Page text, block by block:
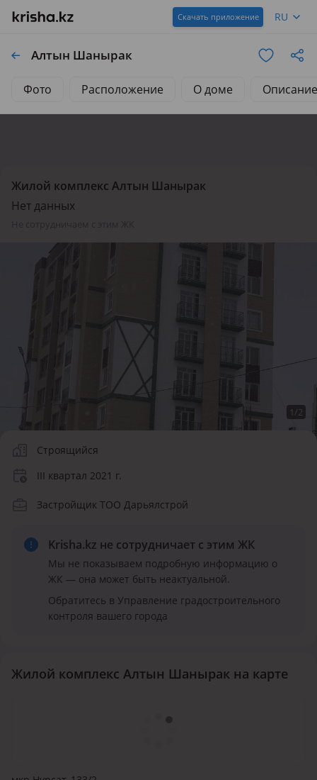
Скачать приложение RU
Алтын Шанырак
Фото Расположение О доме Описание
Жилой комплекс Алтын Шанырак
Нет данных
1 /2
Строящийся
III квартал 2021 г.
Застройщик ТОО Дарьялстрой
Krisha.kz не сотрудничает с этим ЖК
Мы не показываем подробную информацию о
ЖК — она может быть неактуальной.
Обратитесь в Управление градостроительного
контроля вашего города
Жилой комплекс Алтын Шанырак на карте